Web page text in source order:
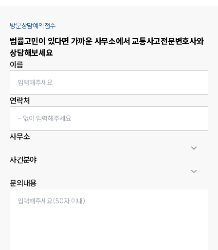
방문상담예약접수
법률고민이 있다면 가까운 사무소에서 교통사고전문변호사와
상담해보세요
이름
연락처
사무소
사건분야
문의내용